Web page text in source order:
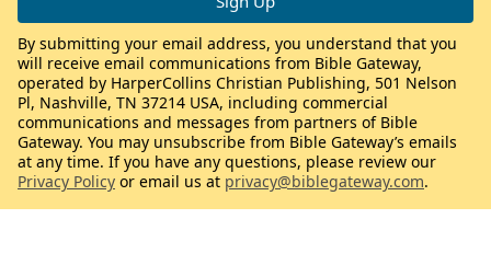
By submitting your email address, you understand that you
will receive email communications from Bible Gateway,
operated by HarperCollins Christian Publishing, 501 Nelson
Pl, Nashville, TN 37214 USA, including commercial
communications and messages from partners of Bible
Gateway. You may unsubscribe from Bible Gateway’s emails
at any time. If you have any questions, please review our
Privacy Policy or email us at privacy@biblegateway.com.